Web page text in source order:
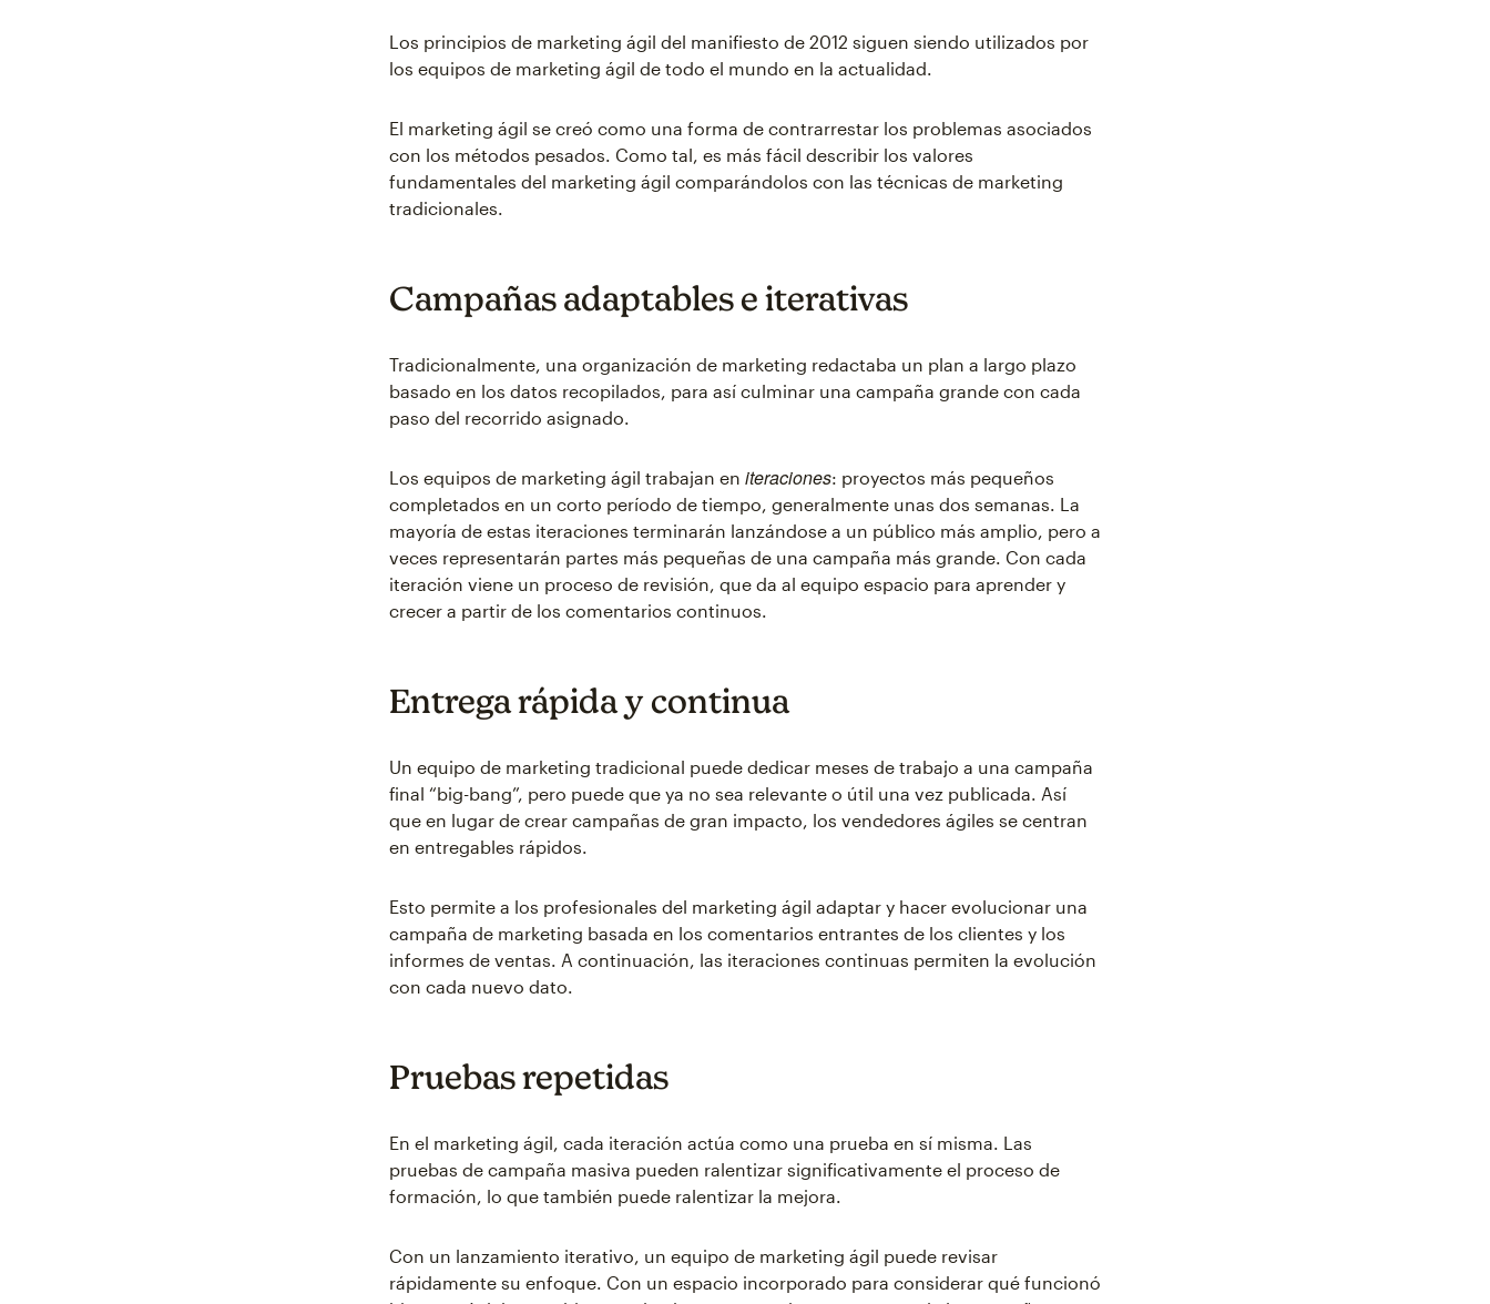
Los principios de marketing ágil del manifiesto de 2012 siguen siendo utilizados por
los equipos de marketing ágil de todo el mundo en la actualidad.
El marketing ágil se creó como una forma de contrarrestar los problemas asociados
con los métodos pesados. Como tal, es más fácil describir los valores
fundamentales del marketing ágil comparándolos con las técnicas de marketing
tradicionales.
Campañas adaptables e iterativas
Tradicionalmente, una organización de marketing redactaba un plan a largo plazo
basado en los datos recopilados, para así culminar una campaña grande con cada
paso del recorrido asignado.
Los equipos de marketing ágil trabajan en iteraciones: proyectos más pequeños
completados en un corto período de tiempo, generalmente unas dos semanas. La
mayoría de estas iteraciones terminarán lanzándose a un público más amplio, pero a
veces representarán partes más pequeñas de una campaña más grande. Con cada
iteración viene un proceso de revisión, que da al equipo espacio para aprender y
crecer a partir de los comentarios continuos.
Entrega rápida y continua
Un equipo de marketing tradicional puede dedicar meses de trabajo a una campaña
final “big-bang”, pero puede que ya no sea relevante o útil una vez publicada. Así
que en lugar de crear campañas de gran impacto, los vendedores ágiles se centran
en entregables rápidos.
Esto permite a los profesionales del marketing ágil adaptar y hacer evolucionar una
campaña de marketing basada en los comentarios entrantes de los clientes y los
informes de ventas. A continuación, las iteraciones continuas permiten la evolución
con cada nuevo dato.
Pruebas repetidas
En el marketing ágil, cada iteración actúa como una prueba en sí misma. Las
pruebas de campaña masiva pueden ralentizar significativamente el proceso de
formación, lo que también puede ralentizar la mejora.
Con un lanzamiento iterativo, un equipo de marketing ágil puede revisar
rápidamente su enfoque. Con un espacio incorporado para considerar qué funcionó